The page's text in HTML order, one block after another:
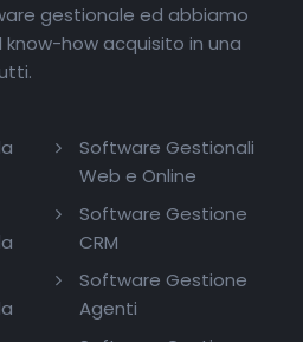
gestionale ed abbiamo
how acquisito in una
Software Gestionali
Web e Online
Software Gestione
CRM
Software Gestione
Agenti